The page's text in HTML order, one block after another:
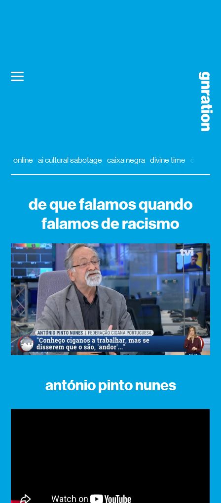
online ai cultural sabotage caixa negra divine time órbita
de que falamos quando
falamos de racismo
antónio pinto nunes